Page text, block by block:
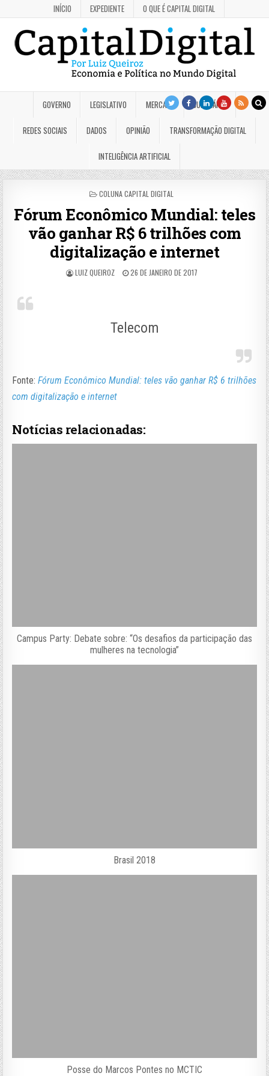
INÍCIO EXPEDIENTE O QUE É CAPITAL DIGITAL
GOVERNO LEGISLATIVO MERCADO JUDICIÁRIO
REDES SOCIAIS DADOS OPINIÃO TRANSFORMAÇÃO DIGITAL
INTELIGÊNCIA ARTIFICIAL
POSTED
COLUNA CAPITAL DIGITAL
Fórum Econômico Mundial: teles
vão ganhar R$ 6 trilhões com
digitalização e internet
LUIZ QUEIROZ 26 DE JANEIRO DE 2017
Telecom
Fonte:Fórum Econômico Mundial: teles vão ganhar R$ 6 trilhões
com digitalização e internet
Notícias relacionadas:
Campus Party: Debate sobre: “Os desafios da participação das
mulheres na tecnologia”
Brasil 2018
Posse do Marcos Pontes no MCTIC